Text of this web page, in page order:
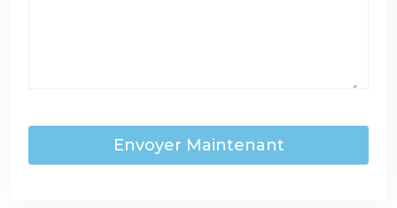
Envoyer Maintenant